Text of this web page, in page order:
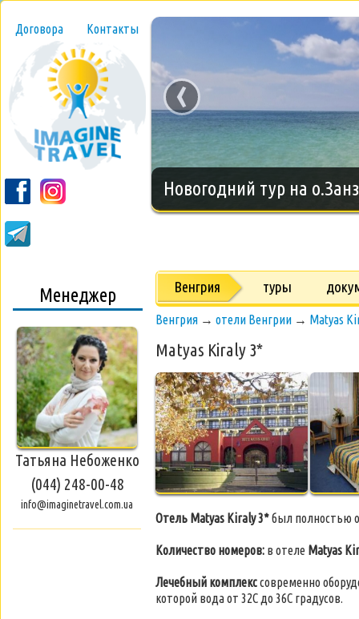
Договора Контакты
Новогодний тур на
‹
Менеджер
Татьяна Небоженко
(044) 248-00-48
info@imaginetravel.com.ua
Венгрия туры
Венгрия → отели Венгрии → Matyas
Matyas Kiraly 3*
Отель Matyas Kiraly 3*был полностью
Количество номеров: в отеле Matyas
Лечебный комплекссовременно
которой вода от 32С до 36С градусов.